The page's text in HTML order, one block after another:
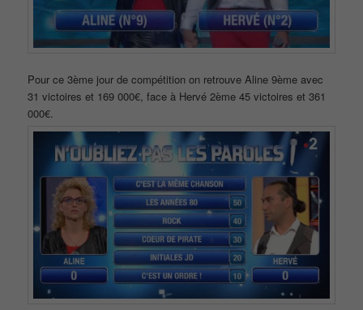
Pour ce 3ème jour de compétition on retrouve Aline 9ème avec
31 victoires et 169 000€, face à Hervé 2ème 45 victoires et 361
000€.